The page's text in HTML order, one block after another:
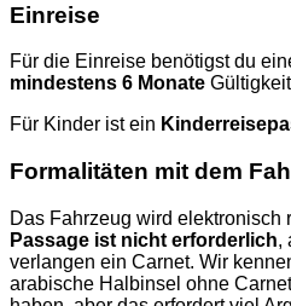
Einreise
Für die Einreise benötigst du
mindestens 6 Monate
Für Kinder ist ein
Formalitäten mit dem
Das Fahrzeug wird elektronisch
Passage ist nicht erforderlich,
verlangen ein Carnet. Wir
arabische Halbinsel ohne